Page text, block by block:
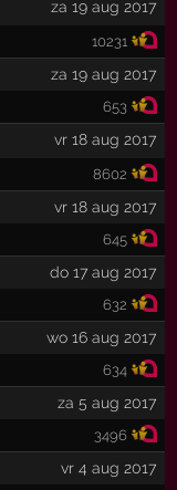
za 19 aug 2017
10231
za 19 aug 2017
653
vr 18 aug 2017
8602
vr 18 aug 2017
645
do 17 aug 2017
632
wo 16 aug 2017
634
za 5 aug 2017
3496
vr 4 aug 2017